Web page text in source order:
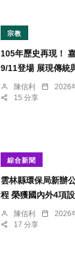
宗教
105年歷史再現！
9/11登場 展現傳統
陳信利 2026
15 分享
綜合新聞
雲林縣環保局新辦
程 榮獲國內外4項
陳信利 2026
17 分享